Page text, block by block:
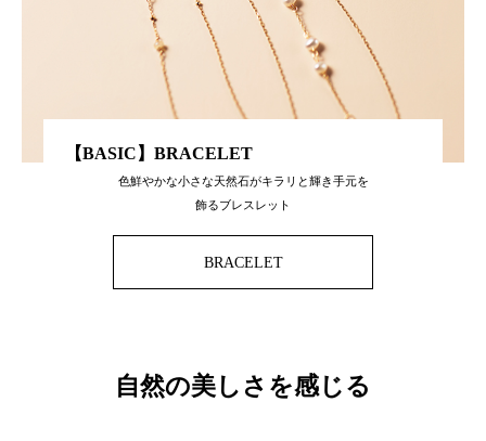
【BASIC】BRACELET
色鮮やかな小さな天然石がキラリと輝き手元を
飾るブレスレット
BRACELET
自然の美しさを感じる